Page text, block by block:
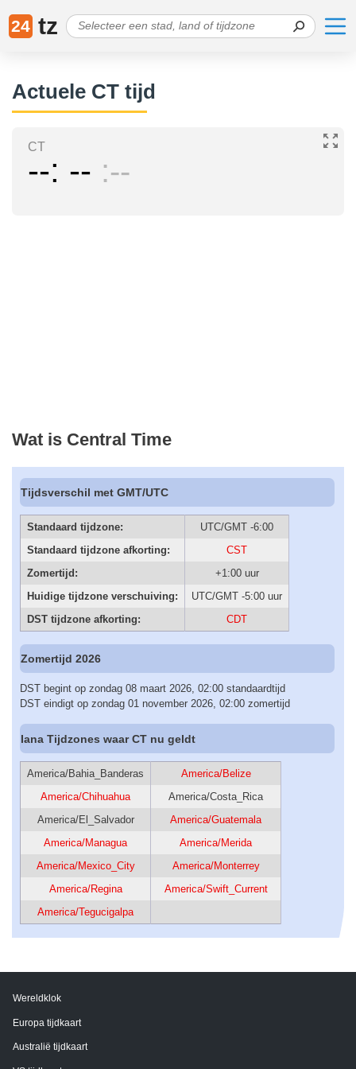
24 tz
Actuele CT tijd
CT
-- -- --
Wat is Central Time
Tijdsverschil met GMT/UTC
Standaard tijdzone:
UTC/GMT -6:00
Standaard tijdzone afkorting:
CST
Zomertijd:
+1:00 uur
Huidige tijdzone verschuiving:
UTC/GMT -5:00 uur
DST tijdzone afkorting:
CDT
Zomertijd 2026
DST begint op zondag 08 maart 2026, 02:00 standaardtijd
DST eindigt op zondag 01 november 2026, 02:00 zomertijd
Iana Tijdzones waar CT nu geldt
America/Bahia_Banderas
America/Belize
America/Chihuahua
America/Costa_Rica
America/El_Salvador
America/Guatemala
America/Managua
America/Merida
America/Mexico_City
America/Monterrey
America/Regina
America/Swift_Current
America/Tegucigalpa
Wereldklok
Europa tijdkaart
Australië tijdkaart